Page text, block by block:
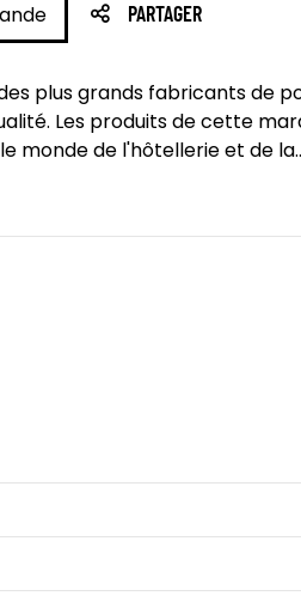
PARTAGER
plus grands fabricants de
Les produits de cette
monde de l'hôtellerie et de